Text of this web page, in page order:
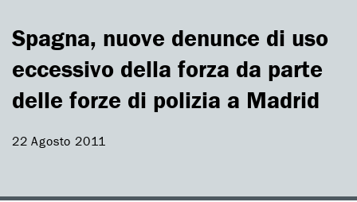
Spagna, nuove denunce di uso
eccessivo della forza da parte
delle forze di polizia a Madrid
22 Agosto 2011